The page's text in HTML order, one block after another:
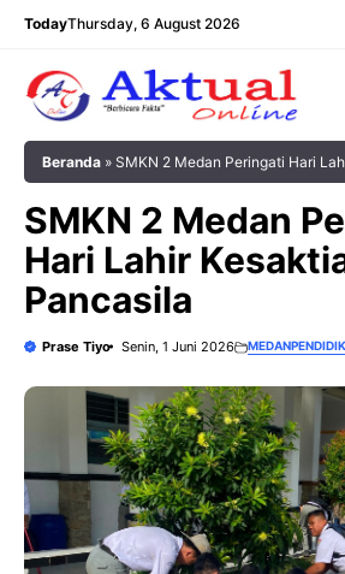
Langsung
TodayThursday, 6 August 2026
Beranda » SMKN 2 Medan Peringati Hari
SMKN 2 Medan
Hari Lahir
Pancasila
Prase Tiyo Senin, 1 Juni 2026 MEDAN